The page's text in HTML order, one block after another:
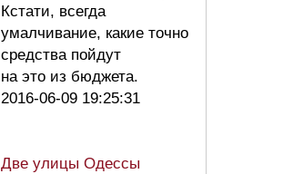
Кстати, всегда
умалчивание, какие точно
средства пойдут
на это из бюджета.
2016-06-09 19:25:31
Две улицы Одессы